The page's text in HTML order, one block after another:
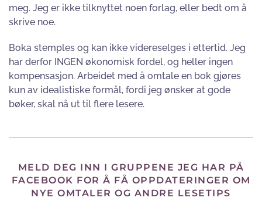
meg. Jeg er ikke tilknyttet noen forlag, eller bedt om å
skrive noe.
Boka stemples og kan ikke videreselges i ettertid. Jeg
har derfor INGEN økonomisk fordel, og heller ingen
kompensasjon. Arbeidet med å omtale en bok gjøres
kun av idealistiske formål, fordi jeg ønsker at gode
bøker, skal nå ut til flere lesere.
MELD DEG INN I GRUPPENE JEG HAR PÅ
FACEBOOK FOR Å FÅ OPPDATERINGER OM
NYE OMTALER OG ANDRE LESETIPS